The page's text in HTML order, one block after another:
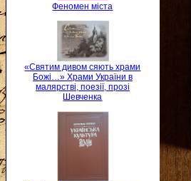
Феномен міста
«Святим дивом сяють храми
Божі…» Храми України в
малярстві, поезії, прозі
Шевченка